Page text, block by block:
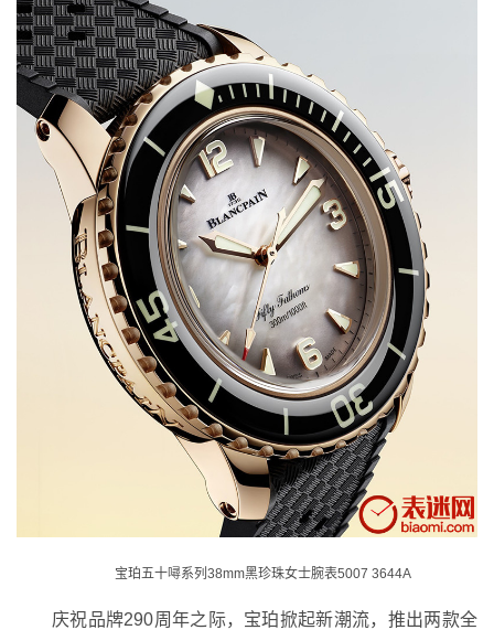
宝珀五十噚系列38mm黑珍珠女士腕表5007 3644A
庆祝品牌290周年之际，宝珀掀起新潮流，推出两款全